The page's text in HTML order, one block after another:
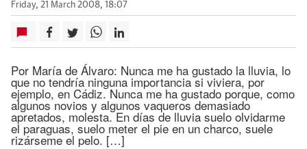
Friday, 21 March 2008, 18:07
Por María de Álvaro: Nunca me ha gustado la lluvia, lo
que no tendría ninguna importancia si viviera, por
ejemplo, en Cádiz. Nunca me ha gustado porque, como
algunos novios y algunos vaqueros demasiado
apretados, molesta. En días de lluvia suelo olvidarme
el paraguas, suelo meter el pie en un charco, suele
rizárseme el pelo. […]